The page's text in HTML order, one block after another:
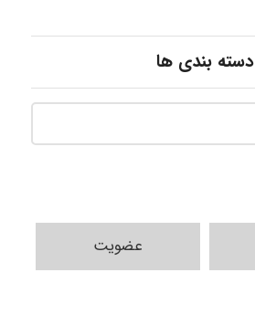
دسته بندی ها
عضویت
Shamim.khojasteh74